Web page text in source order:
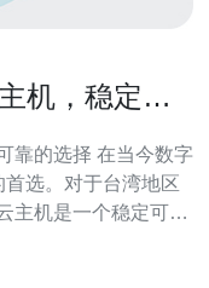
机，稳定可
在当今数字
选。对于台湾地区
主机是一个稳定可靠